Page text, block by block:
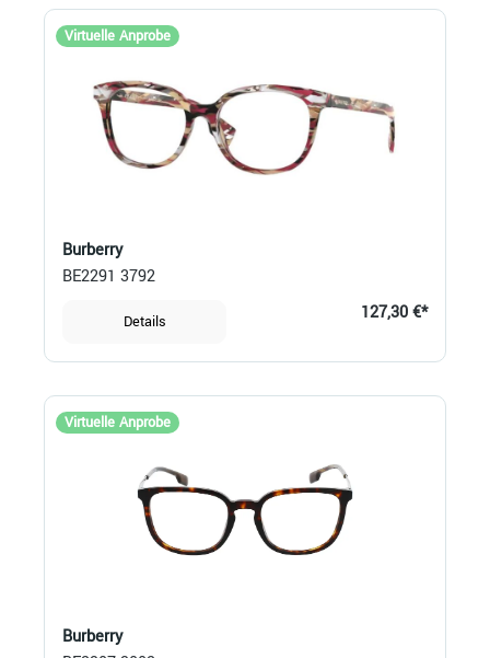
Virtuelle Anprobe
Burberry
BE2291 3792
Details 127,30 €*
Virtuelle Anprobe
Burberry